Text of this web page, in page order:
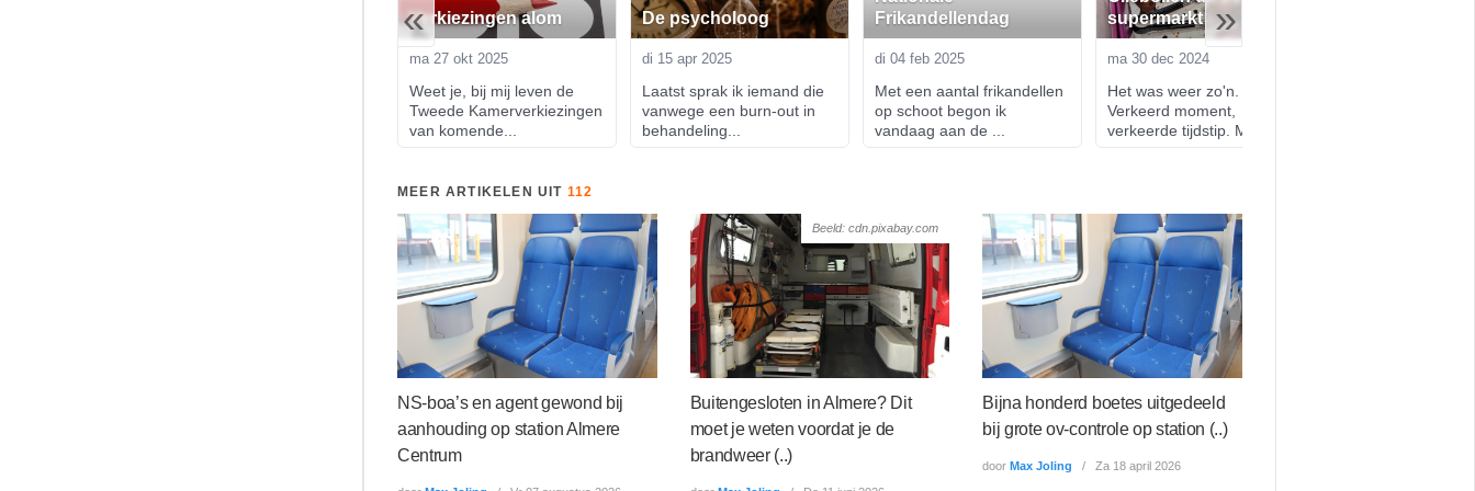
«
Verkiezingen alom
ma 27 okt 2025
Weet je, bij mij leven de
Tweede Kamerverkiezingen
van komende...
De psycholoog
di 15 apr 2025
Laatst sprak ik iemand die
vanwege een burn-out in
behandeling...
Frikandellendag
di 04 feb 2025
Met een aantal frikandellen
op schoot begon ik
vandaag aan de ...
supermarkt
ma 30 dec 2024
Het was weer zo'n. dag.
Verkeerd moment,
verkeerde tijdstip. M...
»
MEER ARTIKELEN UIT 112
NS-boa’s en agent gewond bij
aanhouding op station Almere
Centrum
Beeld: cdn.pixabay.com
Buitengesloten in Almere? Dit
moet je weten voordat je de
brandweer (..)
Bijna honderd boetes uitgedeeld
bij grote ov-controle op station (..)
door Max Joling Za 18 april 2026